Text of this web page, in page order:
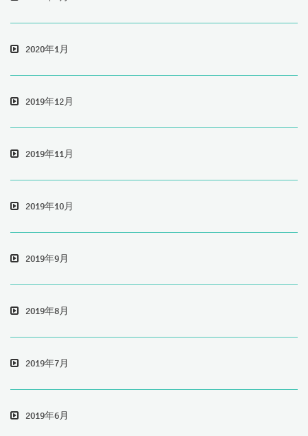
2020年1月
2019年12月
2019年11月
2019年10月
2019年9月
2019年8月
2019年7月
2019年6月